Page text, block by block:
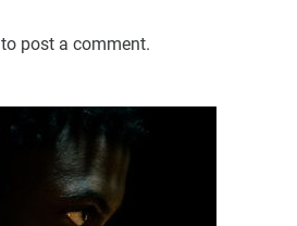
to post a comment.